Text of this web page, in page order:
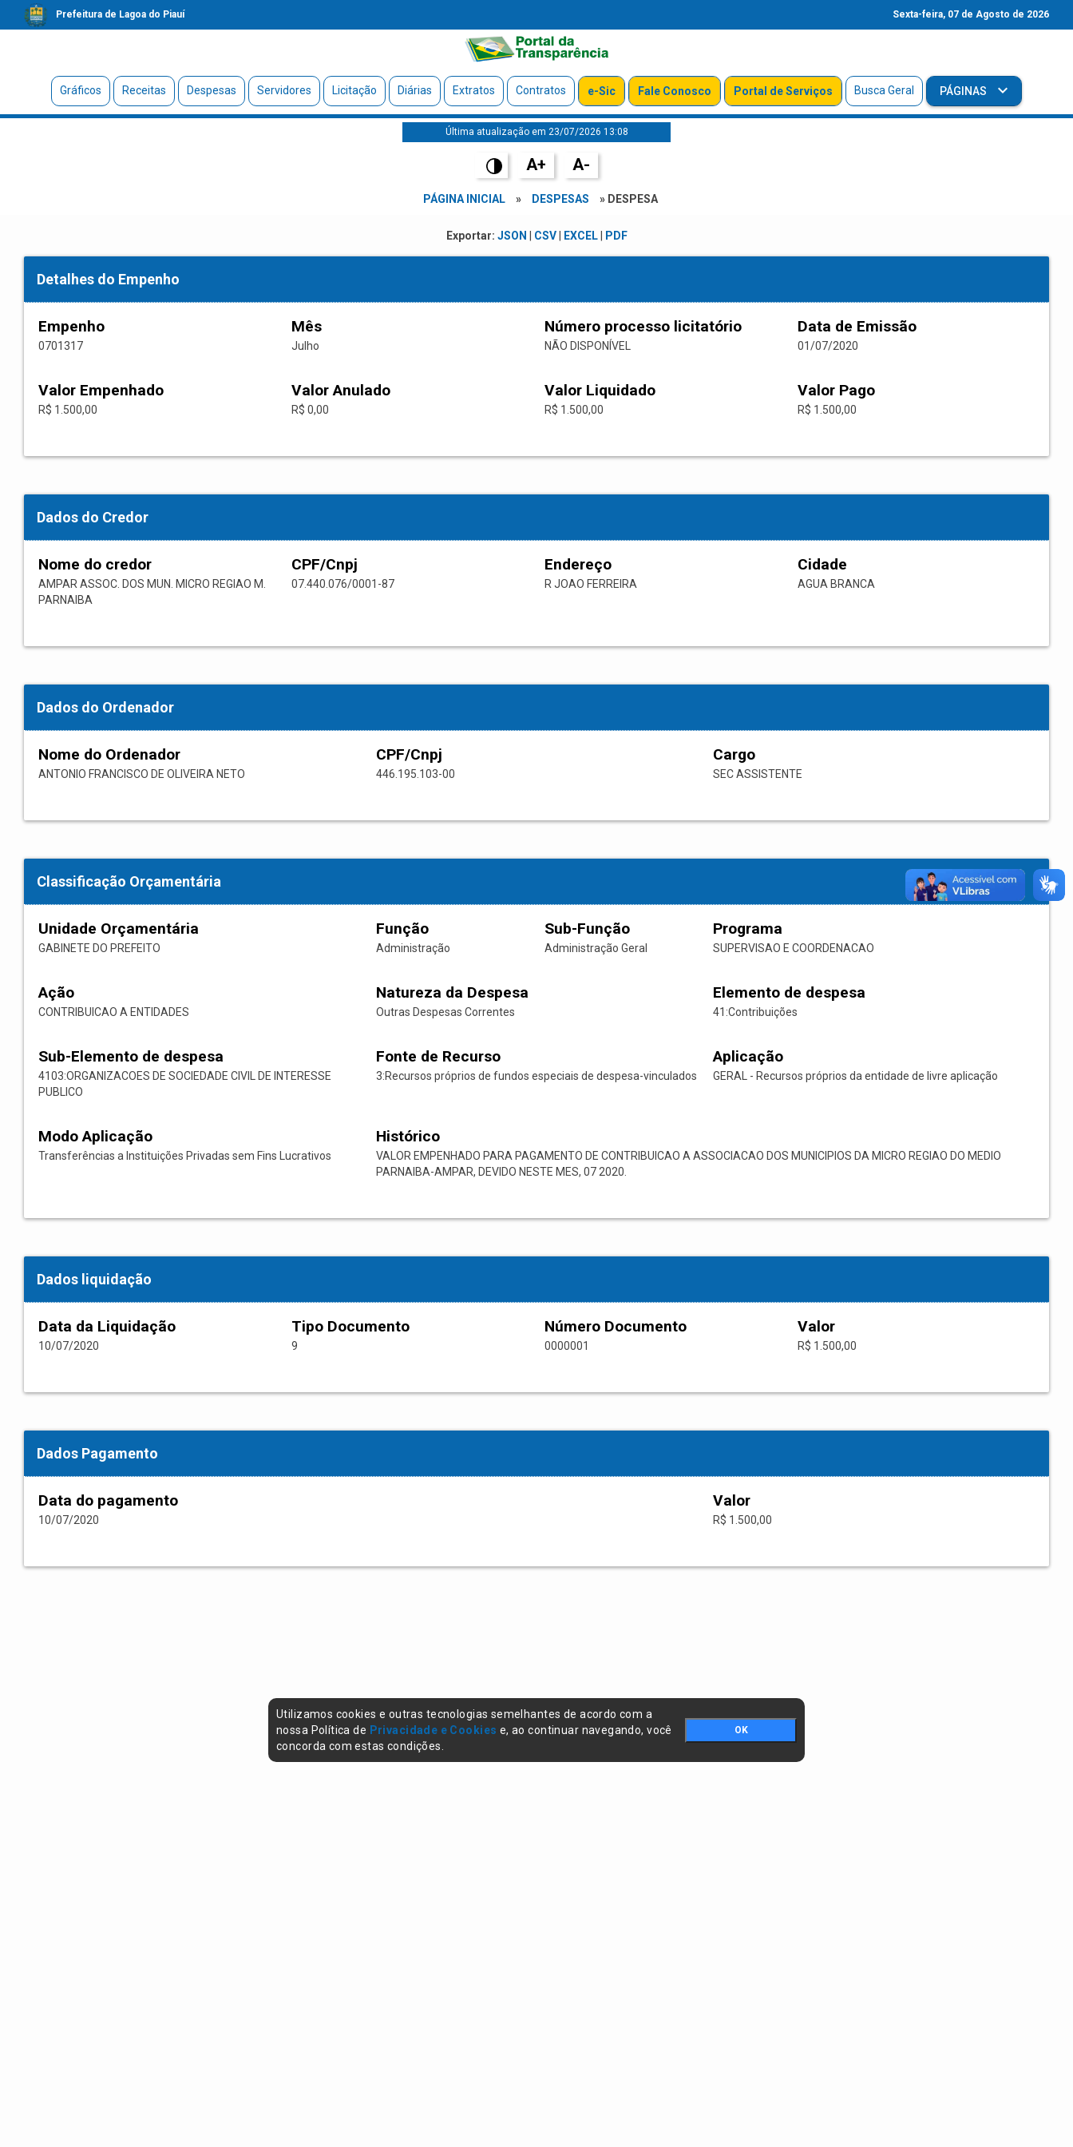
Prefeitura de Lagoa do Piauí Sexta-feira, 07 de Agosto de 2026
Gráficos Receitas Despesas Servidores Licitação Diárias Extratos Contratos e-Sic Fale Conosco Portal de Serviços Busca Geral PÁGINAS
Última atualização em 23/07/2026 13:08
A+ A-
PÁGINA INICIAL » DESPESAS » DESPESA
Exportar: JSON CSV| EXCEL| PDF
Detalhes do Empenho
Empenho
0701317
Mês
Julho
Número processo licitatório
NÃO DISPONÍVEL
Data de Emissão
01/07/2020
Valor Empenhado
R$ 1.500,00
Valor Anulado
R$ 0,00
Valor Liquidado
R$ 1.500,00
Valor Pago
R$ 1.500,00
Dados do Credor
Nome do credor
AMPAR ASSOC. DOS MUN. MICRO REGIAO M.
PARNAIBA
CPF/Cnpj
07.440.076/0001-87
Endereço
R JOAO FERREIRA
Cidade
AGUA BRANCA
Dados do Ordenador
Nome do Ordenador
ANTONIO FRANCISCO DE OLIVEIRA NETO
CPF/Cnpj
446.195.103-00
Cargo
SEC ASSISTENTE
Classificação Orçamentária
Unidade Orçamentária
GABINETE DO PREFEITO
Função
Administração
Sub-Função
Administração Geral
Programa
SUPERVISAO E COORDENACAO
Ação
CONTRIBUICAO A ENTIDADES
Natureza da Despesa
Outras Despesas Correntes
Elemento de despesa
41:Contribuições
Sub-Elemento de despesa
4103:ORGANIZACOES DE SOCIEDADE CIVIL DE INTERESSE
PUBLICO
Fonte de Recurso
3:Recursos próprios de fundos especiais de despesa-vinculados
Aplicação
GERAL - Recursos próprios da entidade de livre aplicação
Modo Aplicação
Transferências a Instituições Privadas sem Fins Lucrativos
Histórico
VALOR EMPENHADO PARA PAGAMENTO DE CONTRIBUICAO A ASSOCIACAO DOS MUNICIPIOS DA MICRO REGIAO DO MEDIO
PARNAIBA-AMPAR, DEVIDO NESTE MES, 07 2020.
Dados liquidação
Data da Liquidação
10/07/2020
Tipo Documento
9
Número Documento
0000001
Valor
R$ 1.500,00
Dados Pagamento
Data do pagamento
10/07/2020
Valor
R$ 1.500,00
Utilizamos cookies e outras tecnologias semelhantes de acordo com a
nossa Política de Privacidade e Cookies e, ao continuar navegando, você
concorda com estas condições.
OK